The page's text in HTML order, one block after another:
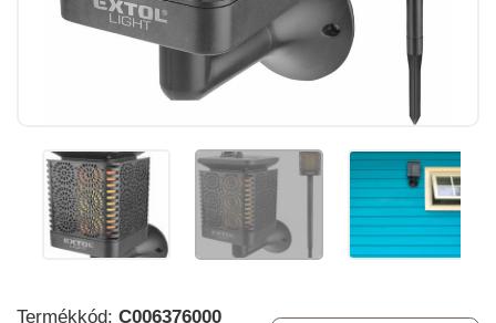
Termékkód: C006376000